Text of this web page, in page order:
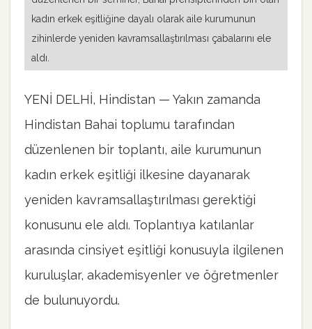
kadın erkek eşitliğine dayalı olarak aile kurumunun
zihinlerde yeniden kavramsallaştırılması çabalarını ele
aldı.
YENİ DELHİ, Hindistan — Yakın zamanda
Hindistan Bahai toplumu tarafından
düzenlenen bir toplantı, aile kurumunun
kadın erkek eşitliği ilkesine dayanarak
yeniden kavramsallaştırılması gerektiği
konusunu ele aldı. Toplantıya katılanlar
arasında cinsiyet eşitliği konusuyla ilgilenen
kuruluşlar, akademisyenler ve öğretmenler
de bulunuyordu.